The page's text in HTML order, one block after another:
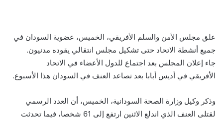
علق مجلس الأمن والسلم الأفريقي، الخميس، عضوية السودان في
جميع أنشطة الاتحاد حتى تشكيل مجلس انتقالي يقوده مدنيون.
جاء إعلان المجلس بعد اجتماع للدول الأعضاء في الاتحاد
الأفريقي في أديس أبابا بعد تصاعد العنف في السودان هذا الأسبوع.
وذكر وكيل وزارة الصحة السودانية، الخميس، أن العدد الرسمي
لقتلى العنف الذي اندلع الاثنين ارتفع إلى 61 شخصا، فيما تحدثت